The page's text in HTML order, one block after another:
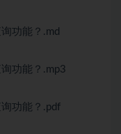
功能？.md
功能？.mp3
功能？.pdf